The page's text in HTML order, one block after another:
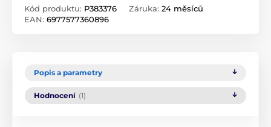
Kód produktu: P383376
EAN: 6977577360896
Záruka: 24 měsíců
Popis a parametry
Hodnocení (1)